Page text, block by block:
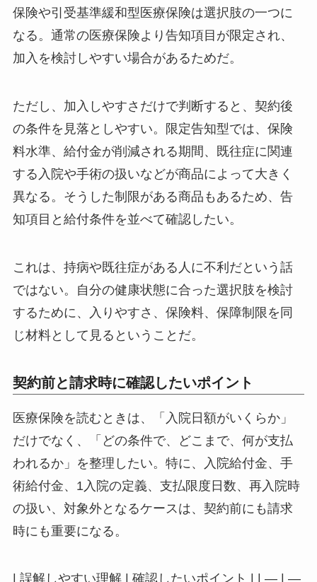
保険や引受基準緩和型医療保険は選択肢の一つに
なる。通常の医療保険より告知項目が限定され、
加入を検討しやすい場合があるためだ。
ただし、加入しやすさだけで判断すると、契約後
の条件を見落としやすい。限定告知型では、保険
料水準、給付金が削減される期間、既往症に関連
する入院や手術の扱いなどが商品によって大きく
異なる。そうした制限がある商品もあるため、告
知項目と給付条件を並べて確認したい。
これは、持病や既往症がある人に不利だという話
ではない。自分の健康状態に合った選択肢を検討
するために、入りやすさ、保険料、保障制限を同
じ材料として見るということだ。
契約前と請求時に確認したいポイント
医療保険を読むときは、「入院日額がいくらか」
だけでなく、「どの条件で、どこまで、何が支払
われるか」を整理したい。特に、入院給付金、手
術給付金、1入院の定義、支払限度日数、再入院時
の扱い、対象外となるケースは、契約前にも請求
時にも重要になる。
| 誤解しやすい理解 | 確認したいポイント | | — | —